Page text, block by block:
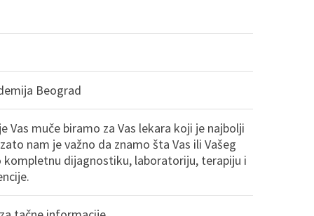
Beograd
Vas muče biramo za Vas lekara koji je najbolji
nam je važno da znamo šta Vas ili Vašeg
kompletnu dijagnostiku, laboratoriju, terapiju i